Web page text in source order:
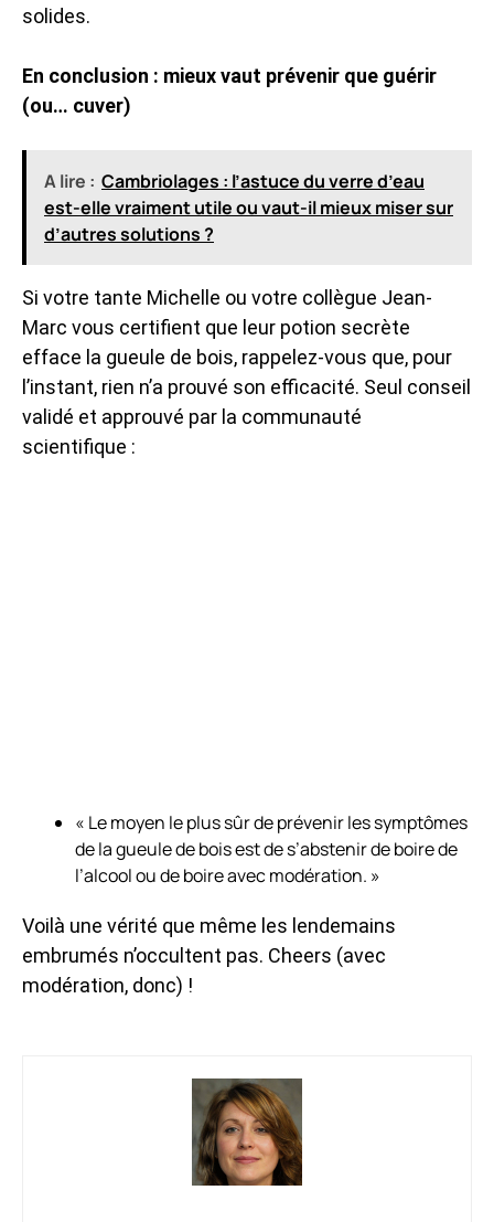
solides.
En conclusion : mieux vaut prévenir que guérir
(ou… cuver)
A lire : Cambriolages : l’astuce du verre d’eau
est-elle vraiment utile ou vaut-il mieux miser sur
d’autres solutions ?
Si votre tante Michelle ou votre collègue Jean-
Marc vous certifient que leur potion secrète
efface la gueule de bois, rappelez-vous que, pour
l’instant, rien n’a prouvé son efficacité. Seul conseil
validé et approuvé par la communauté
scientifique :
« Le moyen le plus sûr de prévenir les symptômes
de la gueule de bois est de s’abstenir de boire de
l’alcool ou de boire avec modération. »
Voilà une vérité que même les lendemains
embrumés n’occultent pas. Cheers (avec
modération, donc) !